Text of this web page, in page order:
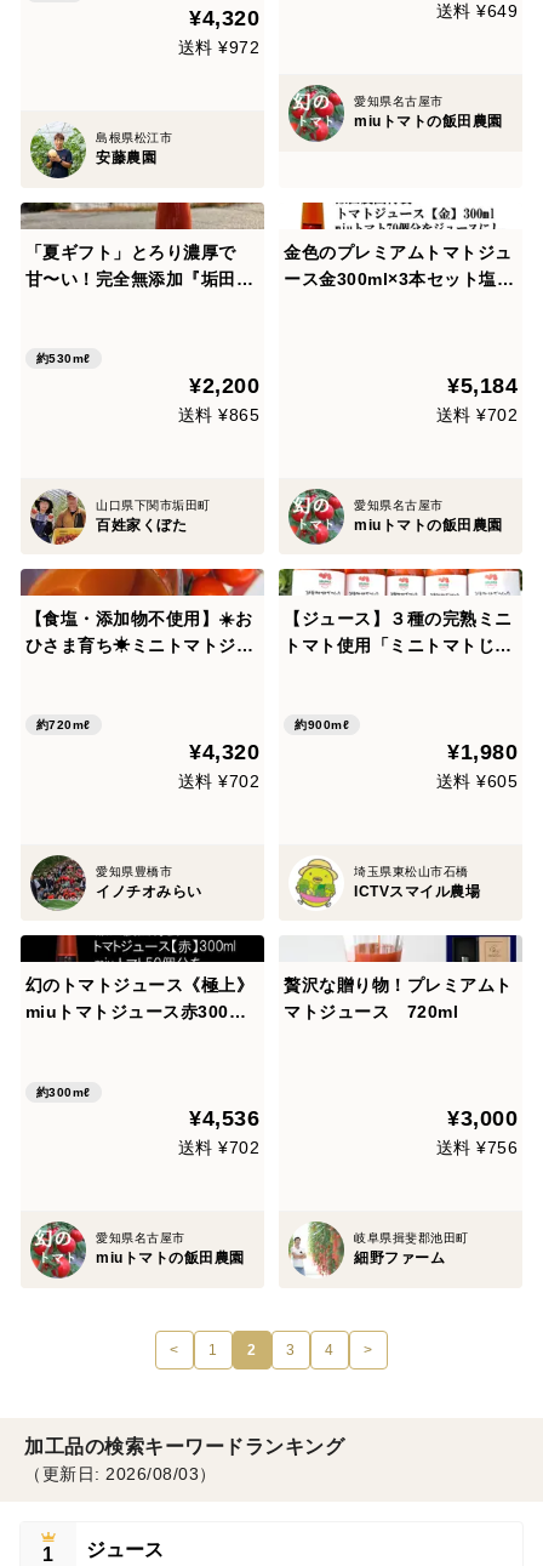
¥4,320
送料 ¥972
島根県松江市
安藤農園
送料 ¥649
愛知県名古屋市
miuトマトの飯田農園
「夏ギフト」とろり濃厚で
甘〜い！完全無添加『垢田ト
約530mℓ
¥2,200
送料 ¥865
山口県下関市垢田町
百姓家くぼた
金色のプレミアムトマトジュ
ース金300ml×3本セット塩分
¥5,184
送料 ¥702
愛知県名古屋市
miuトマトの飯田農園
【食塩・添加物不使用】☀️お
ひさま育ち☀ミニトマトジュ
約720mℓ
¥4,320
送料 ¥702
愛知県豊橋市
イノチオみらい
【ジュース】３種の完熟ミニ
トマト使用「ミニトマトじゅ
約900mℓ
¥1,980
送料 ¥605
埼玉県東松山市石橋
ICTVスマイル農場
幻のトマトジュース《極上》
miuトマトジュース赤300ml
約300mℓ
¥4,536
送料 ¥702
愛知県名古屋市
miuトマトの飯田農園
贅沢な贈り物！プレミアムト
マトジュース 720ml
¥3,000
送料 ¥756
岐阜県揖斐郡池田町
細野ファーム
< 1 2 3 4 >
加工品の検索キーワードランキング
（更新日: 2026/08/03）
1 ジュース